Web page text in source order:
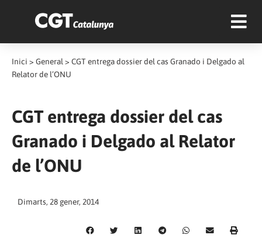
Inici > General > CGT entrega dossier del cas Granado i Delgado al
Relator de l’ONU
CGT entrega dossier del cas
Granado i Delgado al Relator
de l’ONU
Dimarts, 28 gener, 2014